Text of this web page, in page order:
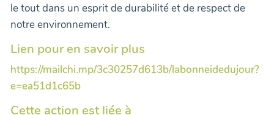
le tout dans un esprit de durabilité et de respect de
notre environnement.
Lien pour en savoir plus
https://mailchi.mp/3c30257d613b/labonneidedujour?
e=ea51d1c65b
Cette action est liée à